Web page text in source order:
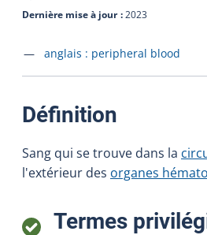
Dernière mise à jour 2023
Accéder à la fiche en
anglais : peripheral blood
Définition
Sang qui se trouve dans la
l'extérieur des organes
Termes